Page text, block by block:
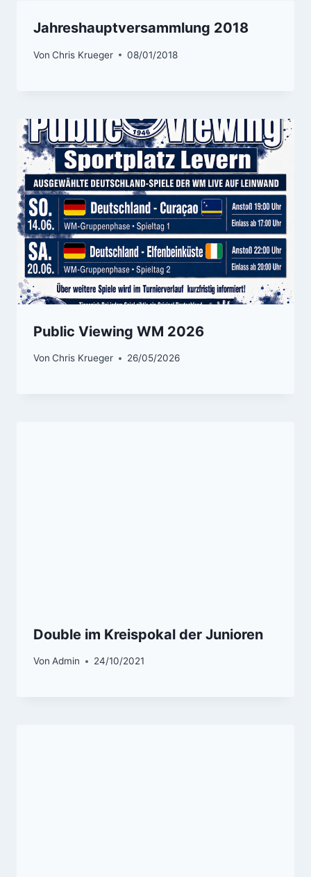
Jahreshauptversammlung 2018
Von Chris Krueger 08/01/2018
Public Viewing WM 2026
Von Chris Krueger 26/05/2026
Double im Kreispokal der Junioren
Von Admin 24/10/2021